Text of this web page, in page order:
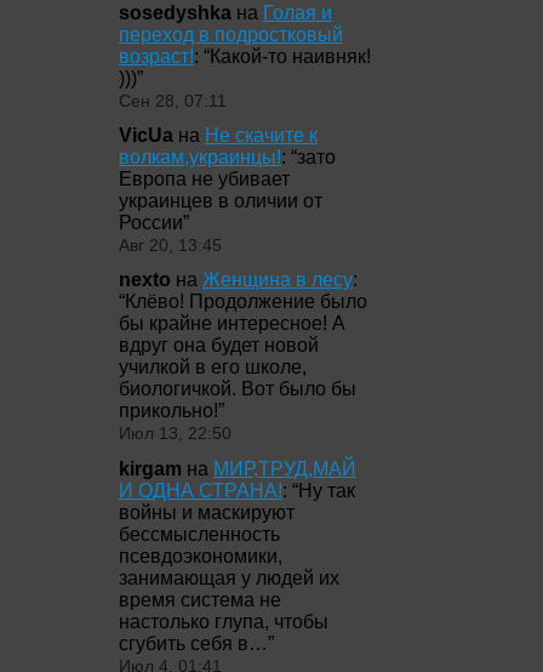
sosedyshka на Голая и
переход в подростковый
возраст!: “Какой-то наивняк!
)))”
Сен 28, 07:11
VicUa на Не скачите к
волкам,украинцы!: “зато
Европа не убивает
украинцев в оличии от
России”
Авг 20, 13:45
nexto на Женщина в лесу:
“Клёво! Продолжение было
бы крайне интересное! А
вдруг она будет новой
училкой в его школе,
биологичкой. Вот было бы
прикольно!”
Июл 13, 22:50
kirgam на МИР,ТРУД,МАЙ
И ОДНА СТРАНА!: “Ну так
войны и маскируют
бессмысленность
псевдоэкономики,
занимающая у людей их
время система не
настолько глупа, чтобы
сгубить себя в…”
Июл 4, 01:41